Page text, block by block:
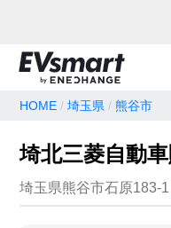
地名・観光スポット・
HOME 埼玉県 熊谷市
埼北三菱自動
埼玉県熊谷市石原183-1